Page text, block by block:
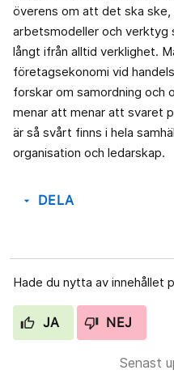
överens om att det ska
arbetsmodeller och verktyg
långt ifrån alltid verklighet.
företagsekonomi vid
forskar om samordning och
menar att menar att svaret
är så svårt finns i hela
organisation och ledarskap.
arrow_drop_down DELA
Hade du nytta av innehållet
JA NEJ
Senast